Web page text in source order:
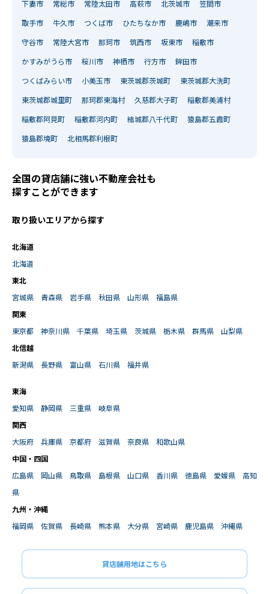
下妻市 常総市 常陸太田市 高萩市 北茨城市 笠間市
取手市 牛久市 つくば市 ひたちなか市 鹿嶋市 潮来市
守谷市 常陸大宮市 那珂市 筑西市 坂東市 稲敷市
かすみがうら市 桜川市 神栖市 行方市 鉾田市
つくばみらい市 小美玉市 東茨城郡茨城町 東茨城郡大洗町
東茨城郡城里町 那珂郡東海村 久慈郡大子町 稲敷郡美浦村
稲敷郡阿見町 稲敷郡河内町 結城郡八千代町 猿島郡五霞町
猿島郡境町 北相馬郡利根町
全国の貸店舗に強い不動産会社も
探すことができます
取り扱いエリアから探す
北海道
北海道
東北
宮城県
青森県 岩手県 秋田県 山形県
福島県
関東
東京都
神奈川県 千葉県 埼玉県 茨城県 栃木県 群馬県
山梨県
北信越
新潟県
長野県 富山県 石川県 福井県
東海
愛知県
静岡県 三重県
岐阜県
関西
大阪府
兵庫県 京都府 滋賀県 奈良県
和歌山県
中国・四国
広島県
岡山県 鳥取県 島根県 山口県 香川県 徳島県 愛媛県
高知
県
九州・沖縄
福岡県
佐賀県 長崎県 熊本県 大分県 宮崎県 鹿児島県 沖縄県
貸店舗用地はこちら